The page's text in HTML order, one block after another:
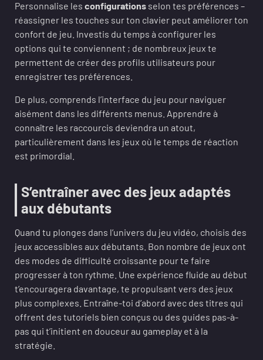
Personnalise les configurations selon tes préférences –
réassigner les touches sur ton clavier peut améliorer ton
confort de jeu. Investis du temps à configurer les
options qui te conviennent ; de nombreux jeux te
permettent de créer des profils utilisateurs pour
enregistrer tes préférences.
De plus, comprends l’interface du jeu pour naviguer
aisément dans les différents menus. Apprendre à
connaître les raccourcis deviendra un atout,
particulièrement dans les jeux où le temps de réaction
est primordial.
S’entraîner avec des jeux adaptés
aux débutants
Quand tu plonges dans l’univers du jeu vidéo, choisis des
jeux accessibles aux débutants. Bon nombre de jeux ont
des modes de difficulté croissante pour te faire
progresser à ton rythme. Une expérience fluide au début
t’encouragera davantage, te propulsant vers des jeux
plus complexes. Entraîne-toi d’abord avec des titres qui
offrent des tutoriels bien conçus ou des guides pas-à-
pas qui t’initient en douceur au gameplay et à la
stratégie.